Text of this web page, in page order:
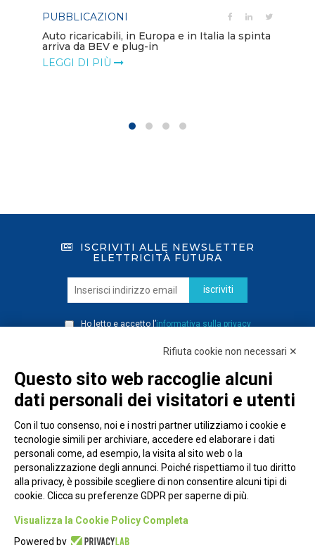
PUBBLICAZIONI
Auto ricaricabili, in Europa e in Italia la spinta
arriva da BEV e plug-in
LEGGI DI PIÙ
ISCRIVITI ALLE NEWSLETTER
ELETTRICITÀ FUTURA
iscriviti
Ho letto e accetto l’informativa sulla privacy
Piazza Alessandria, 24 - 00198 Roma
Privacy Policy
Rifiuta cookie non necessari ✕
Questo sito web raccoglie alcuni
dati personali dei visitatori e utenti
Con il tuo consenso, noi e i nostri partner utilizziamo i cookie e
tecnologie simili per archiviare, accedere ed elaborare i dati
personali come, ad esempio, la visita al sito web o la
personalizzazione degli annunci. Poiché rispettiamo il tuo diritto
alla privacy, è possibile scegliere di non consentire alcuni tipi di
cookie. Clicca su preferenze GDPR per saperne di più.
Visualizza la Cookie Policy Completa
Powered by